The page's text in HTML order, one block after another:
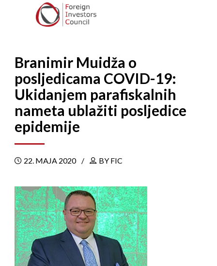
Branimir Muidža o
posljedicama COVID-19:
Ukidanjem parafiskalnih
nameta ublažiti posljedice
epidemije
22. MAJA 2020 BY FIC